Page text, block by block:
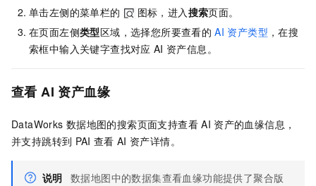
单击左侧的菜单栏的
图标，进入 搜索页面。
在页面左侧类型区域，选择您所要查看的 AI 资产类型 ，在搜
索框中输入关键字查找对应 AI 资产信息。
查看 AI 资产血缘
DataWorks 数据地图的搜索页面支持查看 AI 资产的血缘信息，
并支持跳转到 PAI 查看 AI 资产详情。
说明 数据地图中的数据集查看血缘功能提供了聚合版